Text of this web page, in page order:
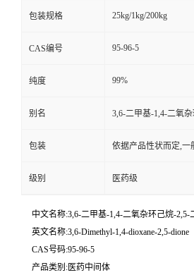
包装规格 25kg/1kg/200kg
CAS编号 95-96-5
纯度 99%
别名 3,6-二甲基-1,4-二氧
包装 依据产品性状而定,一
级别 医药级
中文名称:3,6-二甲基-1,4-二氧杂环己烷-2,5-
英文名称:3,6-Dimethyl-1,4-dioxane-2,5-dione
CAS号码:95-96-5
产品类别:医药中间体